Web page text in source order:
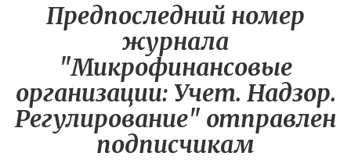
Предпоследний номер
журнала
"Микрофинансовые
организации: Учет. Надзор.
Регулирование" отправлен
подписчикам